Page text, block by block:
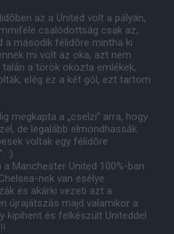
az a United volt a pályán,
csalódottság csak az,
a második félidõre mintha ki
mi volt az oka, azt nem
a török okozta emlékek,
elég ez a két gól, ezt tartom
megkapta a „cselzi” arra, hogy
de legalább elmondhassák
voltak egy félidõre
:)
Manchester United 100%-ban
nek van esélye
és akárki vezeti azt a
újrajátszás majd valamikor a
kipihent és felkészült Uniteddel